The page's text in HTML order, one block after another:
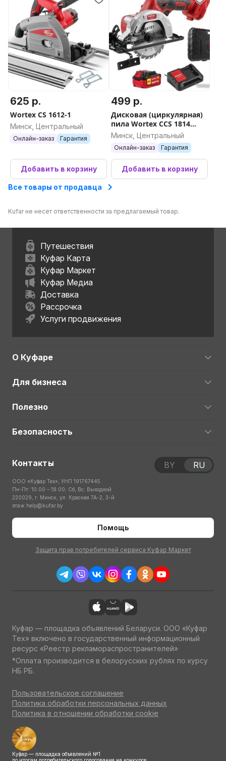
625 р.
Wortex CS 1612-1
Минск, Центральный
Онлайн-заказ Гарантия
Добавить в корзину
499 р.
Дисковая (циркулярная)
пила Wortex CCS 1814
0329269 (с 1-им АКБ)
Минск, Центральный
Онлайн-заказ Гарантия
Добавить в корзину
Все товары от продавца
Kufar не несет ответственности за предлагаемый товар.
Путешествия
Куфар Карта
Куфар Маркет
Куфар Медиа
Доставка
Рассрочка
Услуги продвижения
О Куфаре
Для бизнеса
Полезно
Безопасность
Контакты
ООО «Куфар Тех», УНП 191767445
Пн-Пт: 10:00 – 18:00; Сб, Вс: Выходной
220029, г. Минск, ул. Красная 7А-2, 3-й
этаж help@kufar.by
Помощь
Защита прав потребителей сервиса Куфар Маркет
BY RU
Куфар — площадка объявлений Беларуси. ООО «Куфар
Тех» включено в государственный информационный
ресурс «Реестр рекламораспространителей»
*Оплата производится в белорусских рублях по курсу
НБ РБ.
Пользовательское соглашение
Политика обработки персональных данных
Политика в отношении обработки cookie
Куфар — площадка объявлений №1